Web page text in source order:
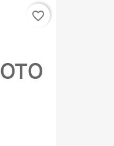
favorite_border